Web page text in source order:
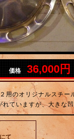
価格 36,000円
用のオリジナルスチー
れていますが、大きな
て